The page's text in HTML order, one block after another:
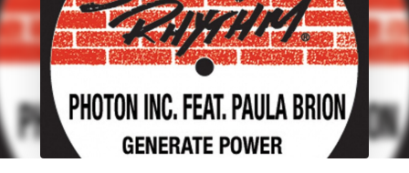
初回30日間無料お試し